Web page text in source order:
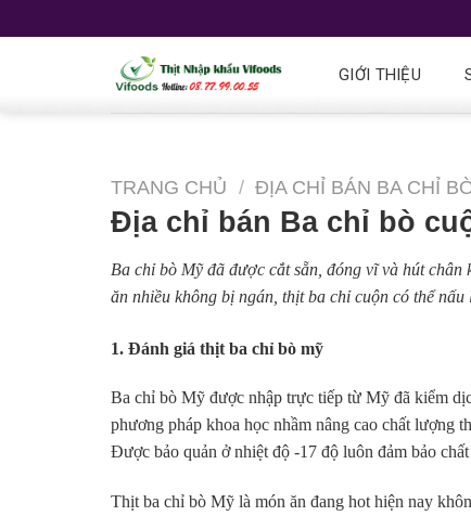
GIỚI THIỆU
TRANG CHỦ / ĐỊA CHỈ BÁN BA CHỈ
Địa chỉ bán Ba chỉ bò
Ba chỉ bò Mỹ đã được cắt sẵn, đóng vĩ và hút
ăn nhiều không bị ngán, thịt ba chỉ cuộn có thể
1. Đánh giá thịt ba chỉ bò mỹ
Ba chỉ bò Mỹ được nhập trực tiếp từ Mỹ đã kiểm
phương pháp khoa học nhầm nâng cao chất lượng
Được bảo quản ở nhiệt độ -17 độ luôn đảm bảo
Thịt ba chỉ bò Mỹ là món ăn đang hot hiện nay